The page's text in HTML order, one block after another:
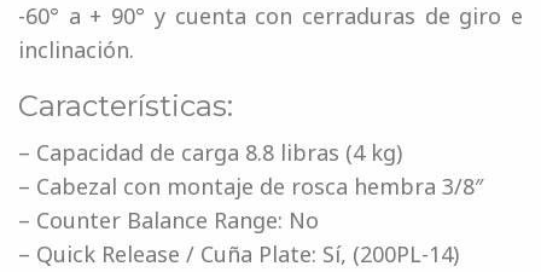
-60° a + 90° y cuenta con cerraduras de giro e
inclinación.
Características:
– Capacidad de carga 8.8 libras (4 kg)
– Cabezal con montaje de rosca hembra 3/8″
– Counter Balance Range: No
– Quick Release / Cuña Plate: Sí, (200PL-14)